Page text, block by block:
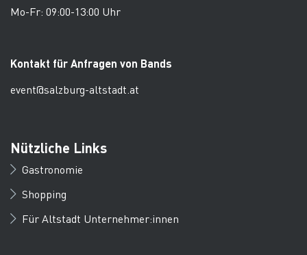
Mo-Fr: 09:00-13:00 Uhr
Kontakt für Anfragen von Bands
event@salzburg-altstadt.at
Nützliche Links
Gastronomie
Shopping
Für Altstadt Unternehmer:innen